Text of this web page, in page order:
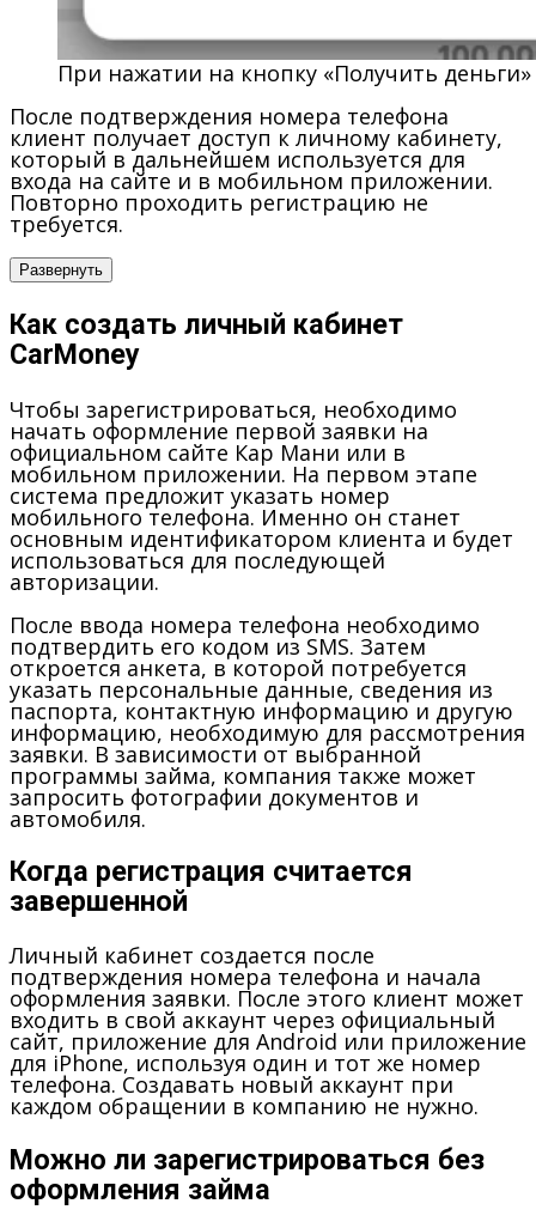
При нажатии на кнопку «Получить
После подтверждения номера телефона
клиент получает доступ к личному кабинету,
который в дальнейшем используется для
входа на сайте и в мобильном приложении.
Повторно проходить регистрацию не
требуется.
Развернуть
Как создать личный кабинет
CarMoney
Чтобы зарегистрироваться, необходимо
начать оформление первой заявки на
официальном сайте Кар Мани или в
мобильном приложении. На первом этапе
система предложит указать номер
мобильного телефона. Именно он станет
основным идентификатором клиента и будет
использоваться для последующей
авторизации.
После ввода номера телефона необходимо
подтвердить его кодом из SMS. Затем
откроется анкета, в которой потребуется
указать персональные данные, сведения из
паспорта, контактную информацию и другую
информацию, необходимую для рассмотрения
заявки. В зависимости от выбранной
программы займа, компания также может
запросить фотографии документов и
автомобиля.
Когда регистрация считается
завершенной
Личный кабинет создается после
подтверждения номера телефона и начала
оформления заявки. После этого клиент может
входить в свой аккаунт через официальный
сайт, приложение для Android или приложение
для iPhone, используя один и тот же номер
телефона. Создавать новый аккаунт при
каждом обращении в компанию не нужно.
Можно ли зарегистрироваться без
оформления займа